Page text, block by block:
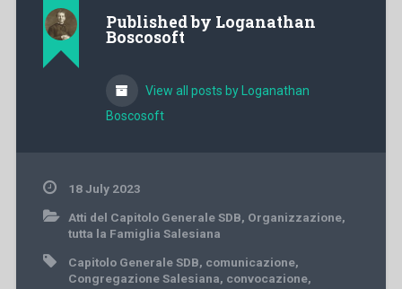
Published by Loganathan
Boscosoft
View all posts by Loganathan
Boscosoft
18 July 2023
Atti del Capitolo Generale SDB, Organizzazione,
tutta la Famiglia Salesiana
Capitolo Generale SDB, comunicazione,
Congregazione Salesiana, convocazione,